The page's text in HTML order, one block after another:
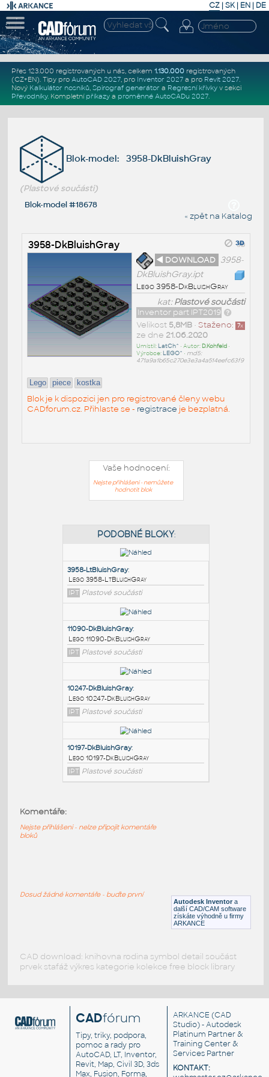
CZ | SK| EN | DE
Přes 123.000 registrovaných u nás, celkem 1.130.000registrovaných
(CZ+EN). Tipy pro AutoCAD 2027, pro Inventor 2027a pro Revit 2027.
Nový Kalkulátor nosníků, Spirograf generátor a Regresní křivkyv sekci
Převodníky. Kompletní příkazya proměnné AutoCADu 2027.
Blok-model: 3958-DkBluishGray
(Plastové součásti)
Blok-model #18678
« zpět na Katalog
3958-DkBluishGray
◄ DOWNLOAD 3958-
DkBluishGray.ipt
Lego 3958-DkBluishGray
kat:Plastové součásti
Inventor part IPT2019
Staženo: 7x
Velikost 5,8MB•
ze dne 21.06.2020
Umístil: LatCh^ • Autor: D.Kohfeld•
Výrobce: LEGO^ • md5:
471a9a1b65c270e3e3a4a514eefc63f9
Lego piece kostka
Blok je k dispozici jen pro registrované členy webu
CADforum.cz. Přihlaste se - registrace je bezplatná.
Vaše hodnocení:
Nejste přihlášeni - nemůžete
hodnotit blok
PODOBNÉ BLOKY
3958-LtBluishGray:
Lego 3958-LtBluishGray
IPT Plastové součásti
11090-DkBluishGray:
Lego 11090-DkBluishGray
IPT
Plastové součásti
Lego 10197-DkBluishGray
Autodesk Inventor a
další CAD/CAM software
získáte výhodně u firmy
ARKANCE
Komentáře:
Nejste přihlášeni - nelze připojit komentáře
bloků
Dosud žádné komentáře - buďte první
CAD download: knihovna rodina symbol detail součást
prvek stafáž výkres kategorie kolekce free block library
CADfórum
Tipy, triky, podpora,
pomoc a rady pro
AutoCAD, LT, Inventor,
Revit, Map, Civil 3D, 3ds
Max, Fusion, Forma,
ARKANCE (CAD
Studio) - Autodesk
Platinum Partner &
Training Center &
Services Partner
KONTAKT: